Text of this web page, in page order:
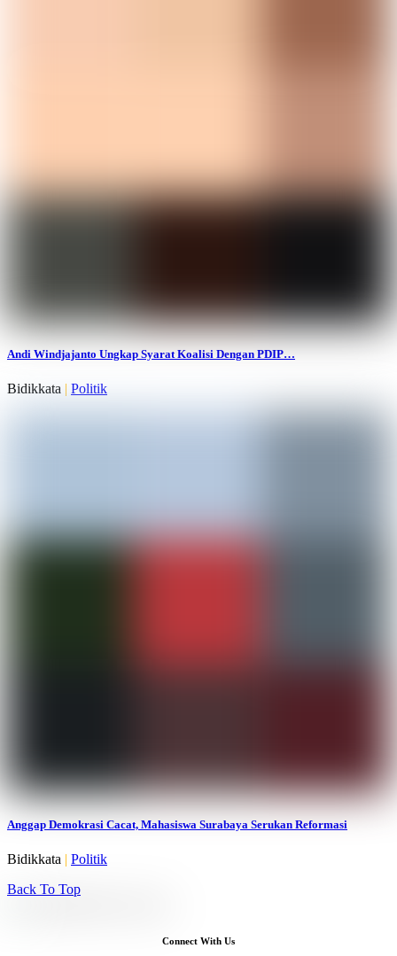
Andi Windjajanto Ungkap Syarat Koalisi Dengan PDIP…
Bidikkata | Politik
Anggap Demokrasi Cacat, Mahasiswa Surabaya Serukan Reformasi
Bidikkata | Politik
Back To Top
Connect With Us